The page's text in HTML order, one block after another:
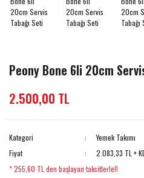
Peony Bone 6li 20cm
2.500,00 TL
Kategori
Yemek Takımı
Fiyat
2.083,33 TL +
* 255,60 TL den başlayan taksitlerle!!